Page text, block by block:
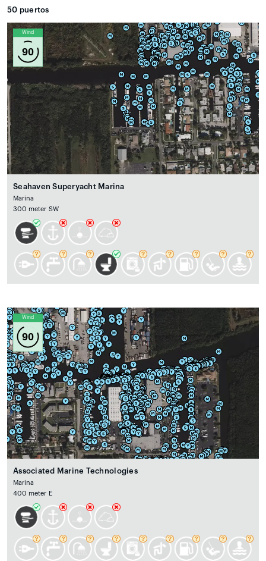
50 puertos
Wind
90
Seahaven Superyacht Marina
Marina
300 meter SW
Wind
90
Associated Marine Technologies
Marina
400 meter E